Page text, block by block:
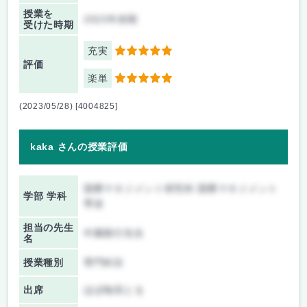
授業を
受けた時期
評価
充実 5
楽単 5
(2023/05/28) [4004825]
kaka さんの授業評価
学部 学科
担当の先生
名
授業種別
出席 ほぼ毎回とる